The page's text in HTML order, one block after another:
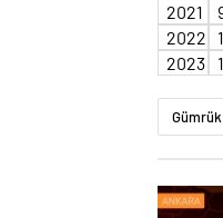
2021
2022
2023